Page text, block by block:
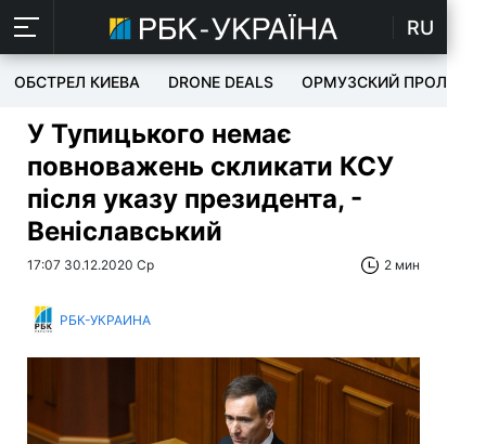
RU
ОБСТРЕЛ КИЕВА DRONE DEALS ОРМУЗСКИЙ ПРОЛИВ
У Тупицького немає
повноважень скликати КСУ
після указу президента, -
Веніславський
17:07 30.12.2020 Ср 2 мин
РБК-УКРАИНА